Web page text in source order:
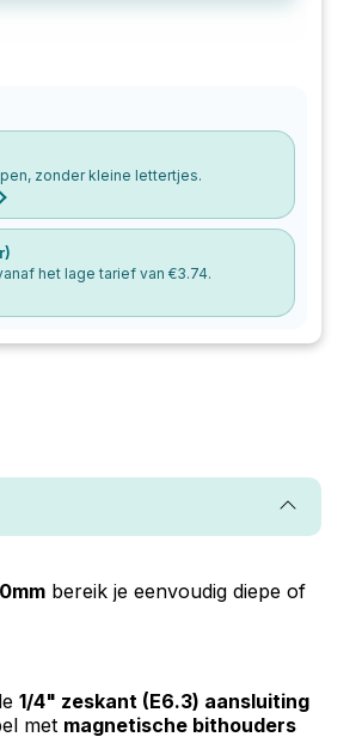
zonder kleine lettertjes.
het lage tarief van €3.74.
bereik je eenvoudig diepe of
1/4" zeskant (E6.3) aansluiting
met magnetische bithouders